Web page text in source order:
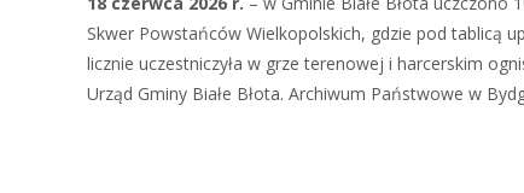
Skwer Powstańców Wielkopolskich, gdzie pod tablicą
licznie uczestniczyła w grze terenowej i harcerskim
Urząd Gminy Białe Błota. Archiwum Państwowe w